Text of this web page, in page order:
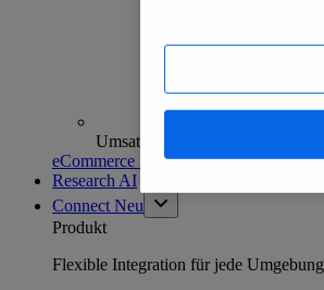
Umsatzanalysen und -prognosen
eCommerce Insights entdecken
Research AI
Connect Neu
Produkt
Flexible Integration für jede Umgebung